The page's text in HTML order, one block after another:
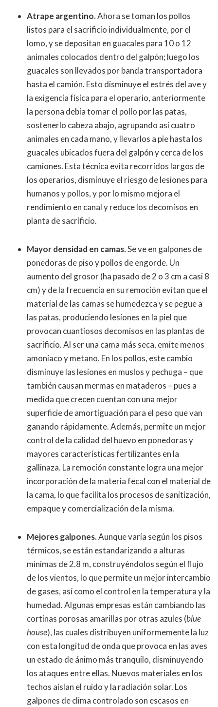
Atrape argentino.Ahora se toman los pollos
listos para el sacrificio individualmente, por el
lomo, y se depositan en guacales para 10 o 12
animales colocados dentro del galpón; luego los
guacales son llevados por banda transportadora
hasta el camión. Esto disminuye el estrés del ave y
la exigencia física para el operario, anteriormente
la persona debía tomar el pollo por las patas,
sostenerlo cabeza abajo, agrupando así cuatro
animales en cada mano, y llevarlos a pie hasta los
guacales ubicados fuera del galpón y cerca de los
camiones. Esta técnica evita recorridos largos de
los operarios, disminuye el riesgo de lesiones para
humanos y pollos, y por lo mismo mejora el
rendimiento en canal y reduce los decomisos en
planta de sacrificio.
Mayor densidad en camas.Se ve en galpones de
ponedoras de piso y pollos de engorde. Un
aumento del grosor (ha pasado de 2 o 3 cm a casi 8
cm) y de la frecuencia en su remoción evitan que el
material de las camas se humedezca y se pegue a
las patas, produciendo lesiones en la piel que
provocan cuantiosos decomisos en las plantas de
sacrificio. Al ser una cama más seca, emite menos
amoniaco y metano. En los pollos, este cambio
disminuye las lesiones en muslos y pechuga – que
también causan mermas en mataderos – pues a
medida que crecen cuentan con una mejor
superficie de amortiguación para el peso que van
ganando rápidamente. Además, permite un mejor
control de la calidad del huevo en ponedoras y
mayores características fertilizantes en la
gallinaza. La remoción constante logra una mejor
incorporación de la materia fecal con el material de
la cama, lo que facilita los procesos de sanitización,
empaque y comercialización de la misma.
Mejores galpones.Aunque varía según los pisos
térmicos, se están estandarizando a alturas
mínimas de 2.8 m, construyéndolos según el flujo
de los vientos, lo que permite un mejor intercambio
de gases, así como el control en la temperatura y la
humedad. Algunas empresas están cambiando las
cortinas porosas amarillas por otras azules (blue
house), las cuales distribuyen uniformemente la luz
con esta longitud de onda que provoca en las aves
un estado de ánimo más tranquilo, disminuyendo
los ataques entre ellas. Nuevos materiales en los
techos aíslan el ruido y la radiación solar. Los
galpones de clima controlado son escasos en